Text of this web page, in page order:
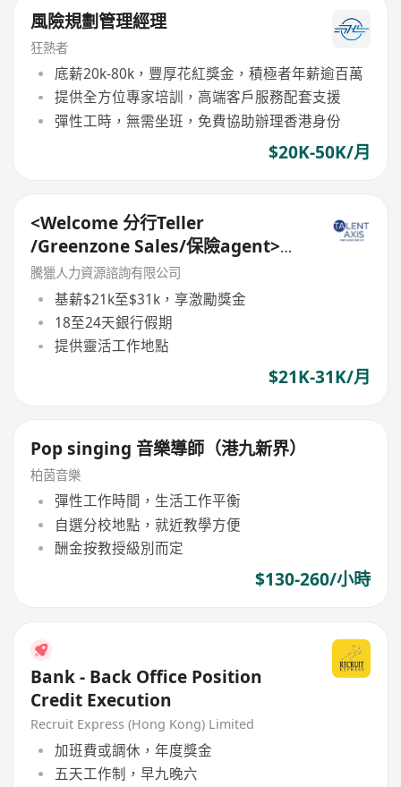
風險規劃管理經理
狂熱者
底薪20k-80k，豐厚花紅獎金，積極者年薪逾百萬
提供全方位專家培訓，高端客戶服務配套支援
彈性工時，無需坐班，免費協助辦理香港身份
$20K-50K/月
<Welcome 分行Teller
/Greenzone Sales/保險agent>
General Banking Manager
騰獵人力資源諮詢有限公司
基薪$21k至$31k，享激勵獎金
18至24天銀行假期
提供靈活工作地點
$21K-31K/月
Pop singing 音樂導師（港九新界）
柏茵音樂
彈性工作時間，生活工作平衡
自選分校地點，就近教學方便
酬金按教授級別而定
$130-260/小時
Bank - Back Office Position
Credit Execution
Recruit Express (Hong Kong) Limited
加班費或調休，年度獎金
五天工作制，早九晚六